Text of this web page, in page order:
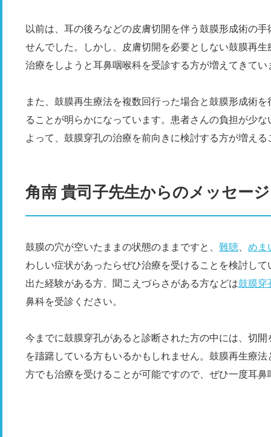
以前は、耳の後ろなどの皮膚切開を伴う鼓膜形成術の
せんでした。しかし、皮膚切開を必要としない鼓膜再
治療をしようと耳鼻咽喉科を受診する方が増えてきてい
また、鼓膜再生療法を複数回行った場合と鼓膜形成術
ることが明らかになっています。患者さんの負担が少
よって、鼓膜穿孔の治療を前向きに検討する方が増え
角南 貴司子先生からのメッセージ
鼓膜の穴が空いたままの状態のままですと、 難聴、 めま
わしい症状があったらぜひ治療を受けることを検討し
出た経験がある方、聞こえづらさがある方などは鼓膜穿
鼻科を受診ください。
今までに鼓膜穿孔があると診断された方の中には、切
を躊躇している方もいるかもしれません。鼓膜再生療
方でも治療を受けることが可能ですので、ぜひ一度耳